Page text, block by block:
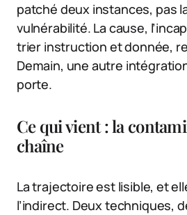
patché deux instances, pas
vulnérabilité. La cause,
trier instruction et donnée,
Demain, une autre
porte.
Ce qui vient : la
chaîne
La trajectoire est lisible, et
l’indirect. Deux techniques,